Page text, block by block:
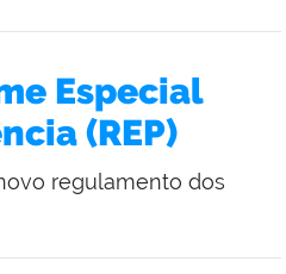
Especial
(REP)
regulamento dos